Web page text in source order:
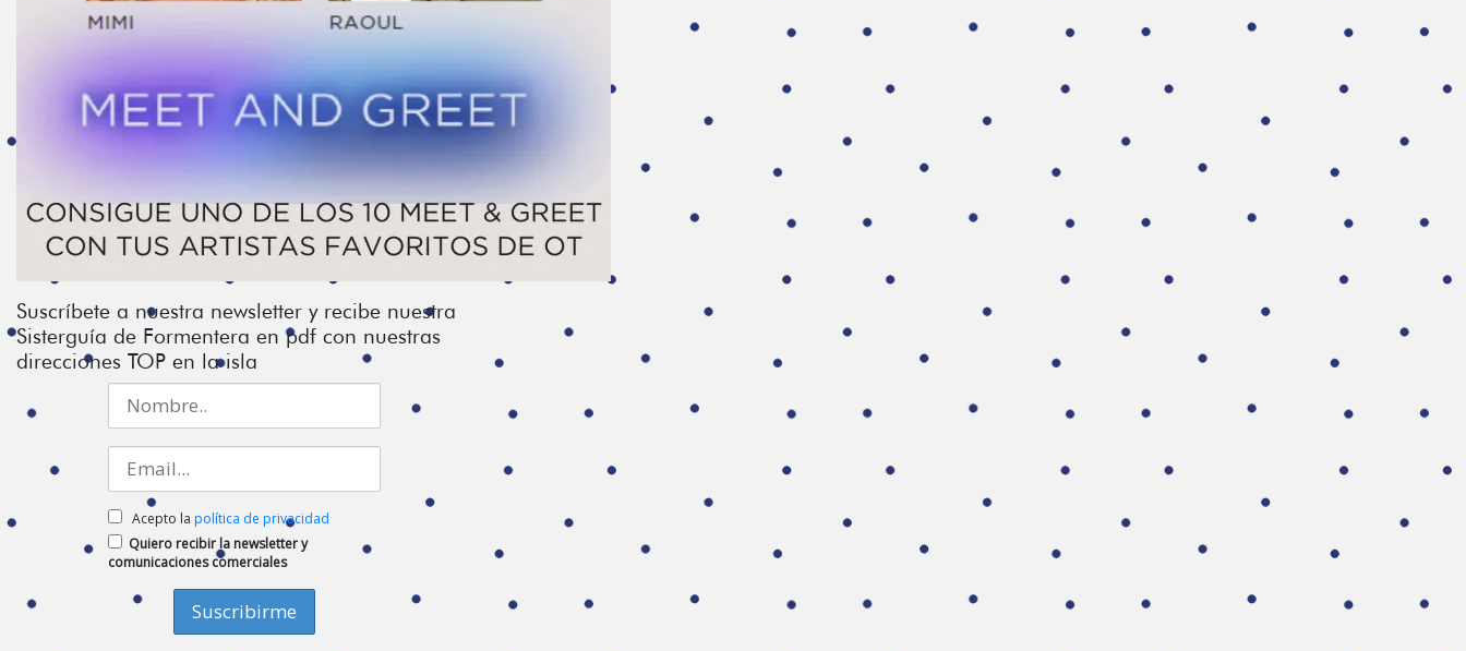
Suscríbete a nuestra newsletter y recibe nuestra
Sisterguía de Formentera en pdf con nuestras
direcciones TOP en la isla
Acepto la política de privacidad
Quiero recibir la newsletter y
comunicaciones comerciales